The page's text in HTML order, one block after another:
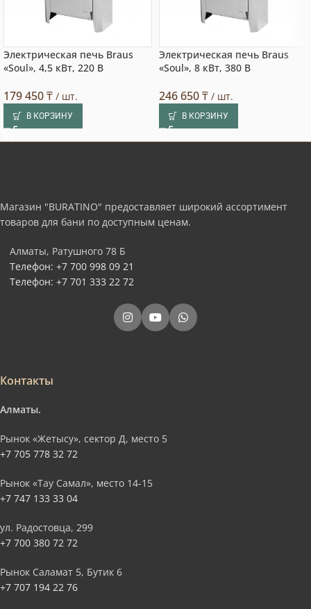
Электрическая печь Braus
«Soul», 4,5 кВт, 220 В
179 450₸ / шт.
В КОРЗИНУ
Электрическая печь Braus
«Soul», 8 кВт, 380 В
246 650₸ / шт.
В КОРЗИНУ
Магазин "BURATINO" предоставляет широкий ассортимент
товаров для бани по доступным ценам.
Алматы, Ратушного 78 Б
Телефон: +7 700 998 09 21
Телефон: +7 701 333 22 72
Контакты
Алматы.
Рынок «Жетысу», сектор Д, место 5
+7 705 778 32 72
Рынок «Тау Самал», место 14-15
+7 747 133 33 04
ул. Радостовца, 299
+7 700 380 72 72
Рынок Саламат 5, Бутик 6
+7 707 194 22 76